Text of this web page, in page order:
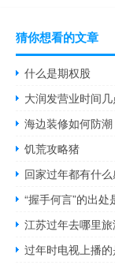
猜你想看的文章
什么是期权股
大润发营业时间
海边装修如何防潮
饥荒攻略猪
回家过年都有什
“握手何言”的出处
江苏过年去哪里
过年时电视上播的